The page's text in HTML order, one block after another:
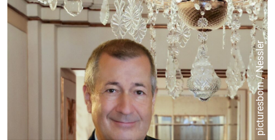
picturesborn / Nessler